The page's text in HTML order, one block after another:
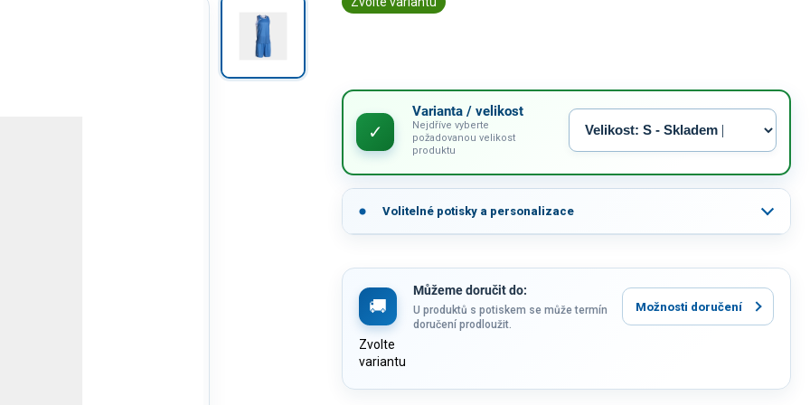
Varianta / velikost
Nejdříve vyberte
požadovanou velikost
produktu
Volitelné potisky a personalizace
Můžeme doručit do:
Zvolte
variantu
U produktů s potiskem se může termín
doručení prodloužit.
Možnosti doručení